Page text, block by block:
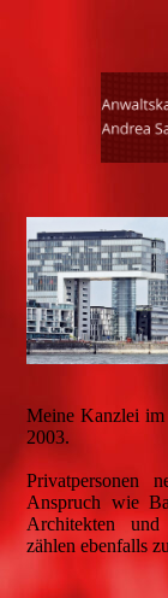
Meine Kanzlei im
2003.
Privatpersonen
Anspruch wie
Architekten und
zählen ebenfalls